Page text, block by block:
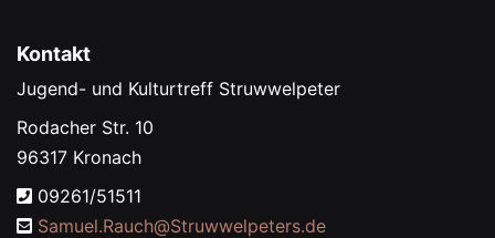
Kontakt
Jugend- und Kulturtreff Struwwelpeter
Rodacher Str. 10
96317 Kronach
09261/51511
Samuel.Rauch@Struwwelpeters.de